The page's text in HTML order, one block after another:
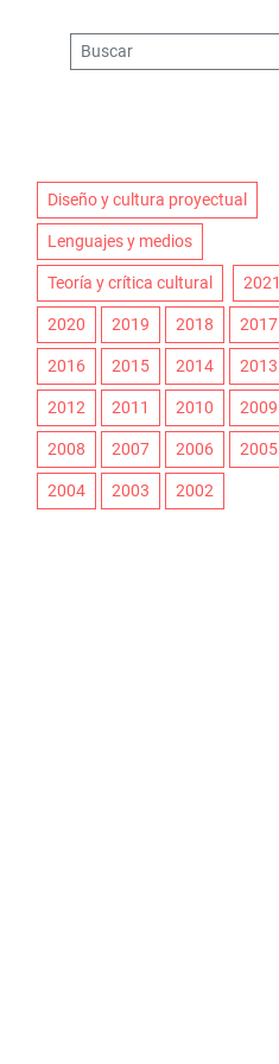
Diseño y cultura proyectual
Lenguajes y medios
Teoría y crítica cultural 2021
2020 2019 2018 2017
2016 2015 2014 2013
2012 2011 2010 2009
2008 2007 2006 2005
2004 2003 2002